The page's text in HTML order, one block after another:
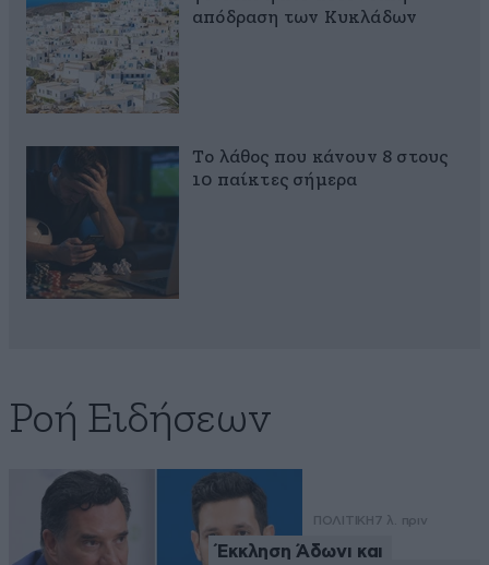
απόδραση των Κυκλάδων
Το λάθος που κάνουν 8 στους
10 παίκτες σήμερα
Ροή Ειδήσεων
ΠΟΛΙΤΙΚΗ7 λ. πριν
Έκκληση Άδωνι και